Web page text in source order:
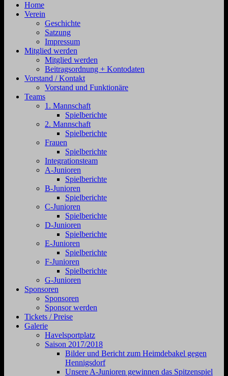
Zehdenick
Jahnstraße
Zehdenick
Home
Verein
Geschichte
Satzung
Impressum
Mitglied werden
Mitglied werden
Beitragsordnung + Kontodaten
Vorstand / Kontakt
Vorstand und Funktionäre
Teams
1. Mannschaft
Spielberichte
2. Mannschaft
Spielberichte
Frauen
Spielberichte
Integrationsteam
A-Junioren
Spielberichte
B-Junioren
Spielberichte
C-Junioren
Spielberichte
D-Junioren
Spielberichte
E-Junioren
Spielberichte
F-Junioren
Spielberichte
G-Junioren
Sponsoren
Sponsoren
Sponsor werden
Tickets / Preise
Galerie
Havelsportplatz
Saison 2017/2018
Bilder und Bericht zum Heimdebakel gegen
Hennigsdorf
Unsere A-Junioren gewinnen das Spitzenspiel